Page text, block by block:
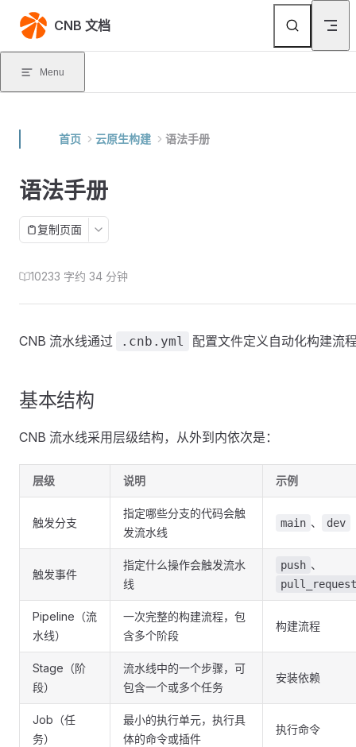
Skip to content
CNB 文档
Menu
首页 云原生构建 语法手册
语法手册
复制页面
10233 字约 34 分钟
CNB 流水线通过 .cnb.yml 配置文件定义自动化构建流
基本结构
CNB 流水线采用层级结构，从外到内依次是：
层级 说明 示例
触发分支
指定哪些分支的代码会触
发流水线
main 、 dev
触发事件
指定什么操作会触发流水
线
push 、
pull_request
Pipeline（流
水线）
一次完整的构建流程，包
含多个阶段
构建流程
Stage（阶
段）
流水线中的一个步骤，可
包含一个或多个任务
安装依赖
Job（任
务）
最小的执行单元，执行具
体的命令或插件
执行命令